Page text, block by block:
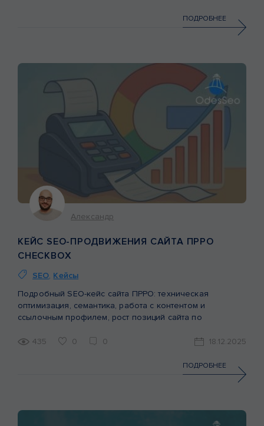
звонков пришло с рекламы, какой процент из них стал
сделкой. Сотни коллег по рынку и клиентов отдавали
ПОДРОБНЕЕ
Александр
КЕЙС SEO-ПРОДВИЖЕНИЯ САЙТА ПРРО
CHECKBOX
SEO, Кейсы
Подробный SEO-кейс сайта ПРРО: техническая
оптимизация, семантика, работа с контентом и
ссылочным профилем, рост позиций сайта по
435
0 0 18.12.2025
ПОДРОБНЕЕ